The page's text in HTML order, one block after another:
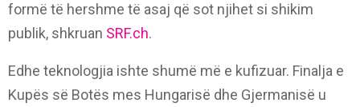
formë të hershme të asaj që sot njihet si shikim
publik, shkruan SRF.ch.
Edhe teknologjia ishte shumë më e kufizuar. Finalja e
Kupës së Botës mes Hungarisë dhe Gjermanisë u